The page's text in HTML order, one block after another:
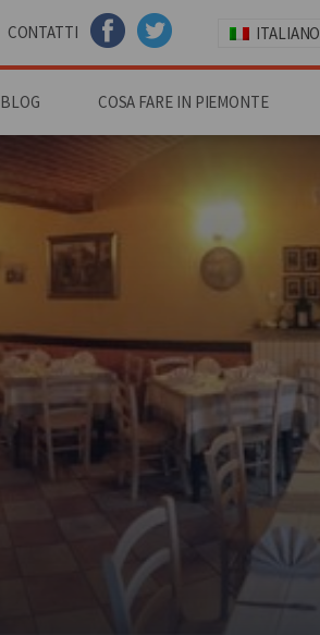
CONTATTI
FACEBOOKTWITTER
ITALIANO
BLOG COSA FARE IN PIEMONTE